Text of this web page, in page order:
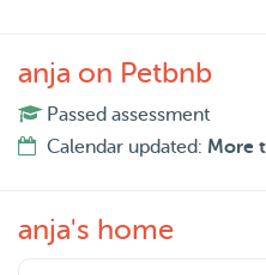
anja on Petbnb
Passed assessment
Calendar updated: More
anja's home